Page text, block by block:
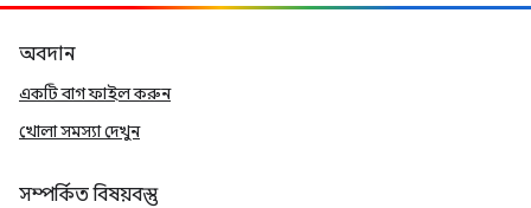
অবদান
একটি বাগ ফাইল করুন
খোলা সমস্যা দেখুন
সম্পর্কিত বিষয়বস্তু